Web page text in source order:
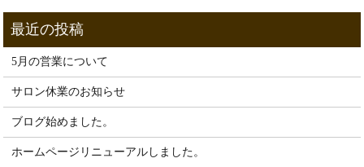
5月の営業について
サロン休業のお知らせ
ブログ始めました。
ホームページリニューアルしました。